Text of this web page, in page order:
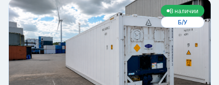
В наличии
Б/У